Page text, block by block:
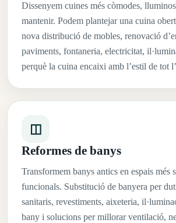
Dissenyem cuines més còmodes,
mantenir. Podem plantejar una cuina
nova distribució de mobles, renovació
paviments, fontaneria, electricitat,
perquè la cuina encaixi amb l’estil de tot
◫
Reformes de banys
Transformem banys antics en espais més
funcionals. Substitució de banyera per
sanitaris, revestiments, aixeteria,
bany i solucions per millorar ventilació,